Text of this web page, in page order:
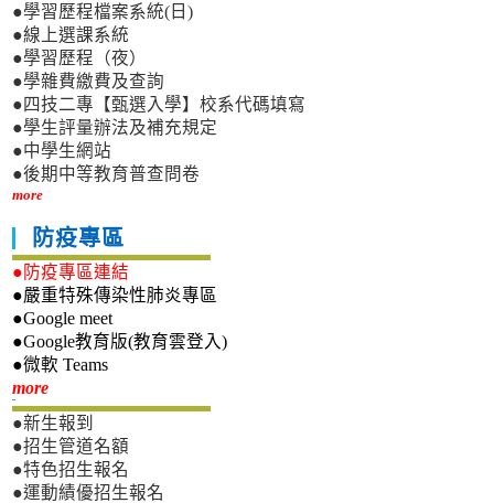
●學習歷程檔案系統(日)
●線上選課系統
●學習歷程（夜）
●學雜費繳費及查詢
●四技二專【甄選入學】校系代碼填寫
●學生評量辦法及補充規定
●中學生網站
●後期中等教育普查問卷
more
防疫專區
●防疫專區連結
●嚴重特殊傳染性肺炎專區
●Google meet
●Google教育版(教育雲登入)
●微軟 Teams
more新生專區
●新生報到
●招生管道名額
●特色招生報名
●運動績優招生報名